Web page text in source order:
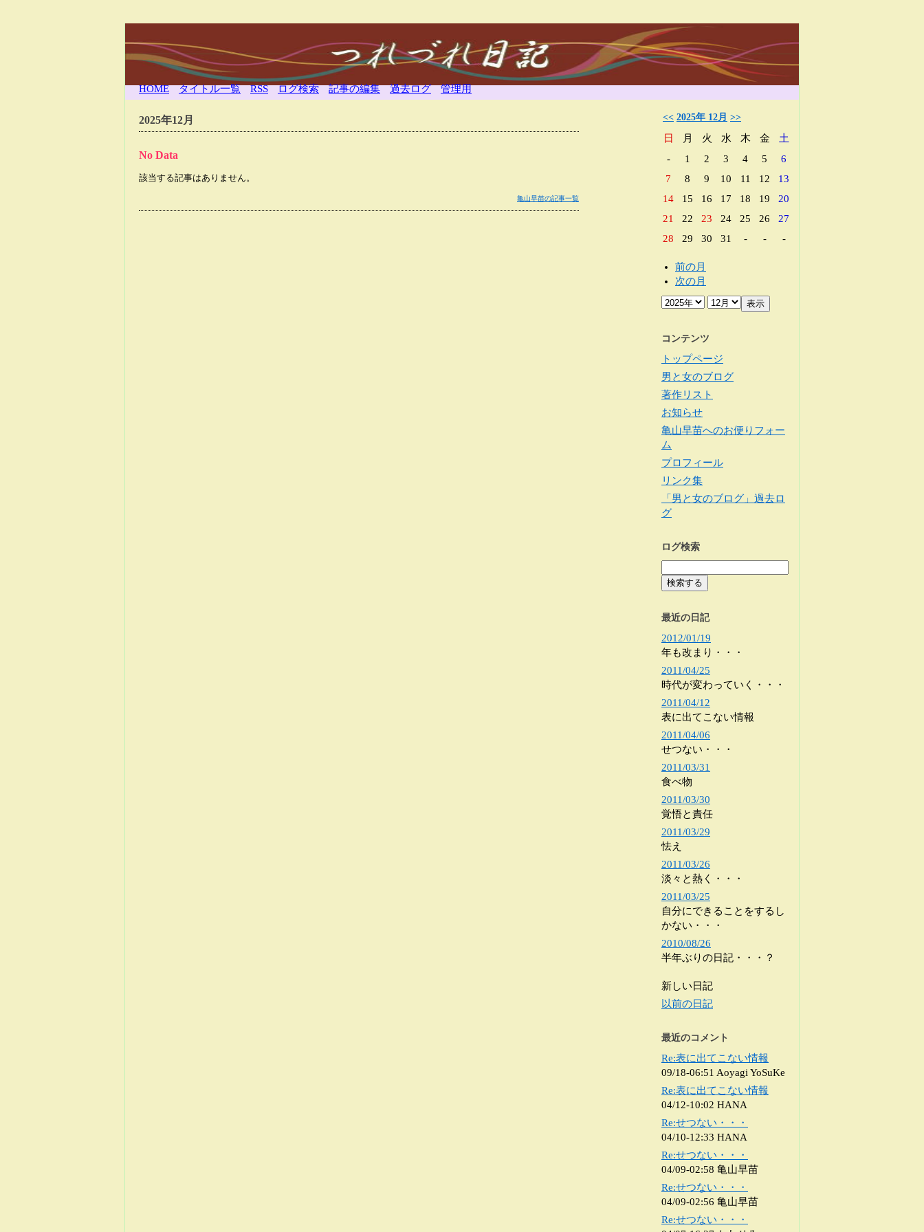
HOME タイトル一覧 RSS ログ検索 記事の編集 過去ログ 管理用
<< 2025年 12月 >>
日 月 火 水 木 金
土
-
1 2 3 4 5
6
7
8 9 10 11 12
13
14
15 16 17 18 19
20
21
22 23 24 25 26
27
28
29 30 31 - - -
前の月
次の月
コンテンツ
トップページ
男と女のブログ
著作リスト
お知らせ
亀山早苗へのお便りフォー
ム
プロフィール
リンク集
「男と女のブログ」過去ロ
グ
ログ検索
最近の日記
2012/01/19
年も改まり・・・
2011/04/25
時代が変わっていく・・・
2011/04/12
表に出てこない情報
2011/04/06
せつない・・・
2011/03/31
食べ物
2011/03/30
覚悟と責任
2011/03/29
怯え
2011/03/26
淡々と熱く・・・
2011/03/25
自分にできることをするし
かない・・・
2010/08/26
半年ぶりの日記・・・？
新しい日記
以前の日記
最近のコメント
Re:表に出てこない情報
09/18-06:51 Aoyagi YoSuKe
Re:表に出てこない情報
04/12-10:02 HANA
Re:せつない・・・
04/10-12:33 HANA
Re:せつない・・・
04/09-02:58 亀山早苗
Re:せつない・・・
04/09-02:56 亀山早苗
Re:せつない・・・
2025年12月
No Data
該当する記事はありません。
亀山早苗の記事一覧